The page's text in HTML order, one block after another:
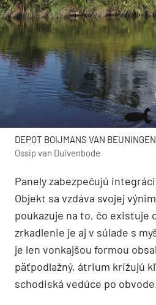
DEPOT BOIJMANS VAN
Ossip van Duivenbode
Panely zabezpečujú
Objekt sa vzdáva svojej
poukazuje na to, čo existuje
zrkadlenie je aj v súlade s
je len vonkajšou formou
päťpodlažný, átrium križujú
schodiská vedúce po